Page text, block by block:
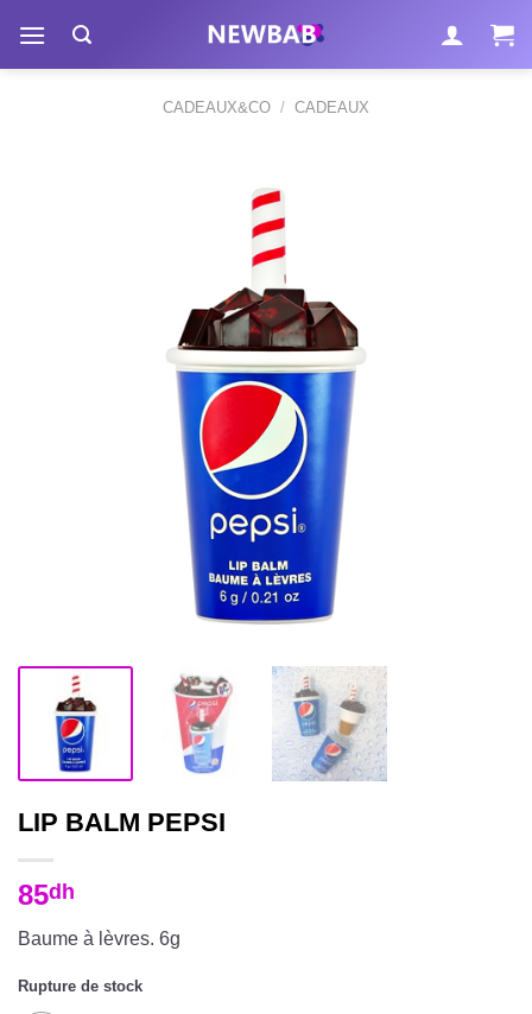
contenu
CADEAUX&CO / CADEAUX
LIP BALM PEPSI
85dh
Baume à lèvres. 6g
Rupture de stock